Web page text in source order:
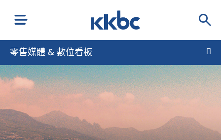
零售媒體 & 數位看板